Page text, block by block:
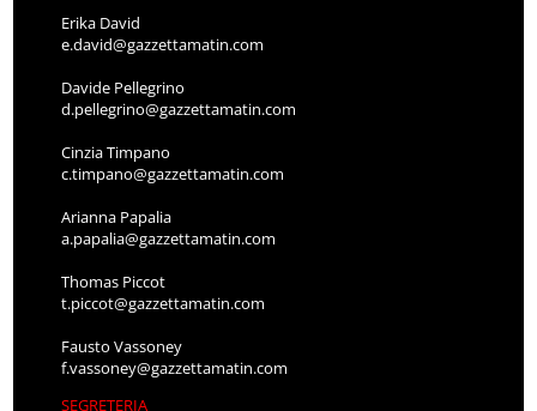
Erika David
e.david@gazzettamatin.com
Davide Pellegrino
d.pellegrino@gazzettamatin.com
Cinzia Timpano
c.timpano@gazzettamatin.com
Arianna Papalia
a.papalia@gazzettamatin.com
Thomas Piccot
t.piccot@gazzettamatin.com
Fausto Vassoney
f.vassoney@gazzettamatin.com
SEGRETERIA